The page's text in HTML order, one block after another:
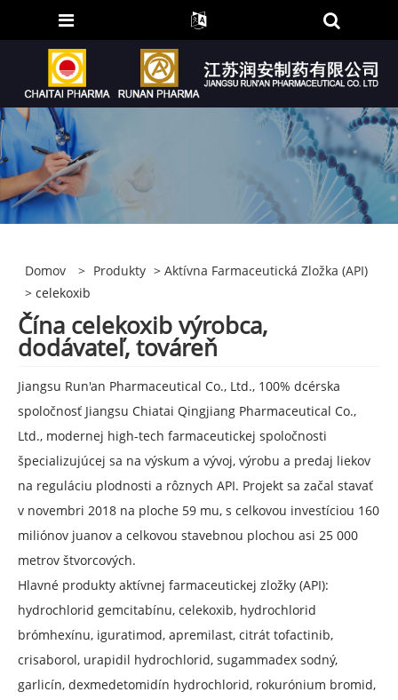
Domov > Produkty >Aktívna Farmaceutická Zložka (API)
> celekoxib
Čína celekoxib výrobca,
dodávateľ, továreň
Jiangsu Run'an Pharmaceutical Co., Ltd., 100% dcérska
spoločnosť Jiangsu Chiatai Qingjiang Pharmaceutical Co.,
Ltd., modernej high-tech farmaceutickej spoločnosti
špecializujúcej sa na výskum a vývoj, výrobu a predaj liekov
na reguláciu plodnosti a rôznych API. Projekt sa začal stavať
v novembri 2018 na ploche 59 mu, s celkovou investíciou 160
miliónov juanov a celkovou stavebnou plochou asi 25 000
metrov štvorcových.
Hlavné produkty aktívnej farmaceutickej zložky (API):
hydrochlorid gemcitabínu, celekoxib, hydrochlorid
brómhexínu, iguratimod, apremilast, citrát tofactinib,
crisaborol, urapidil hydrochlorid, sugammadex sodný,
garlicín, dexmedetomidín hydrochlorid, rokurónium bromid,